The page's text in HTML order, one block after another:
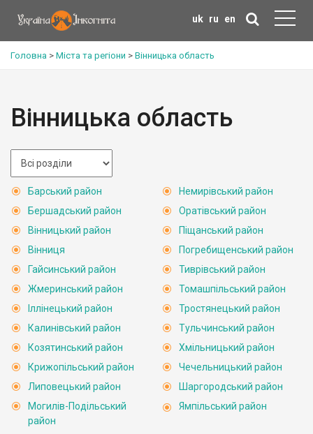
uk ru en
Головна > Міста та регіони > Вінницька область
Вінницька область
Барський район
Бершадський район
Вінницький район
Вінниця
Гайсинський район
Жмеринський район
Іллінецький район
Калинівський район
Козятинський район
Крижопільський район
Липовецький район
Могилів-Подільський
район
Немирівський район
Оратівський район
Піщанський район
Погребищенський район
Тиврівський район
Томашпільський район
Тростянецький район
Тульчинський район
Хмільницький район
Чечельницький район
Шаргородський район
Ямпільський район